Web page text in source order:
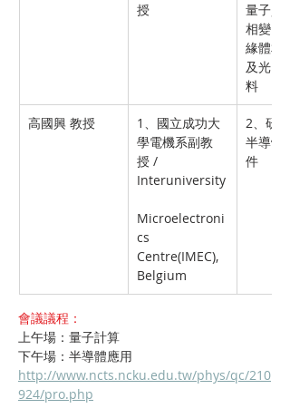
授
量子資
相變、
緣體相
及光電
料
高國興 教授
1、國立成功大
學電機系副教
授 /
Interuniversity
Microelectroni
cs
Centre(IMEC),
Belgium
2、研
半導體
件
會議議程：
上午場：量子計算
下午場：半導體應用
http://www.ncts.ncku.edu.tw/phys/qc/210
924/pro.php